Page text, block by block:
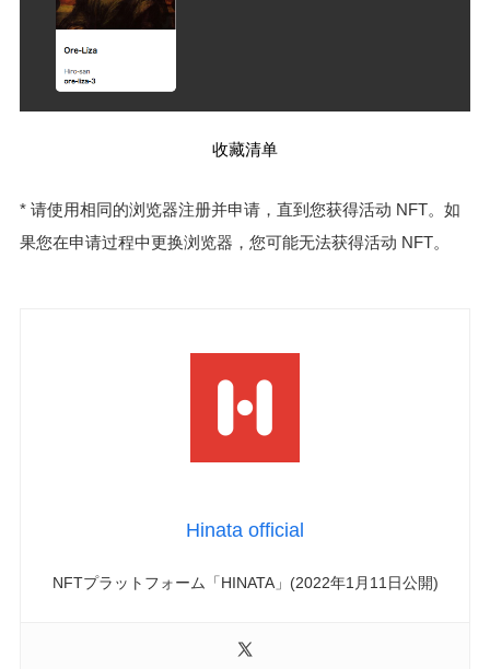
收藏清单
* 请使用相同的浏览器注册并申请，直到您获得活动 NFT。如
果您在申请过程中更换浏览器，您可能无法获得活动 NFT。
Hinata official
NFTプラットフォーム「HINATA」(2022年1月11日公開)